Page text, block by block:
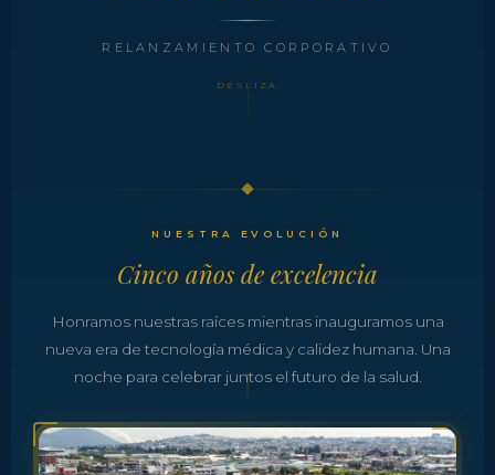
RELANZAMIENTO CORPORATIVO
DESLIZA
NUESTRA EVOLUCIÓN
Cinco años de excelencia
Honramos nuestras raíces mientras inauguramos una
nueva era de tecnología médica y calidez humana. Una
noche para celebrar juntos el futuro de la salud.